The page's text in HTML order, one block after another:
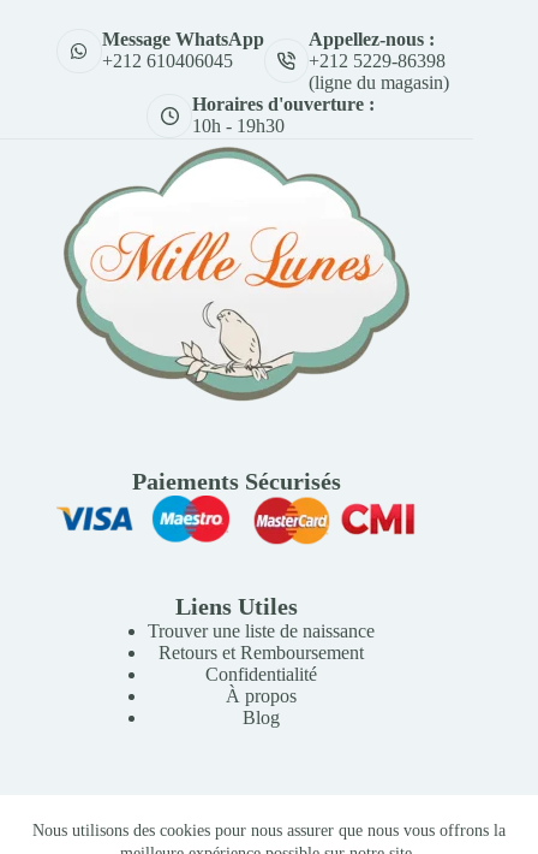
Nous utilisons des cookies pour nous assurer que nous vous offrons la
Message WhatsApp
+212 610406045
Appellez-nous :
+212 5229-86398
(ligne du magasin)
Horaires d'ouverture :
10h - 19h30
Paiements Sécurisés
Liens Utiles
Trouver une liste de naissance
Retours et Remboursement
Confidentialité
À propos
Blog
Copyright © 2026 Mille Lunes - Création du site :
Baptiste
-Conditions Générales de Vente